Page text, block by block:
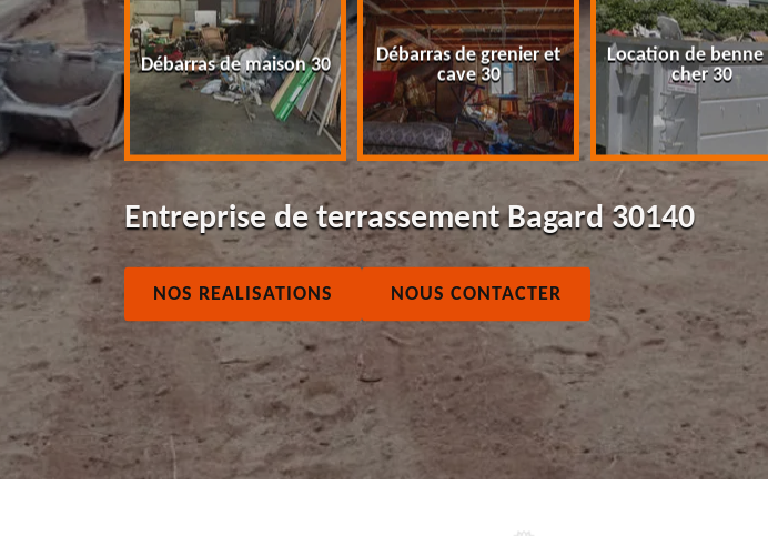
benne 30 Débarras de maison 30
Débarras de grenier et
cave 30
Location de benne
cher 30
Entreprise de terrassement Bagard 30140
NOS REALISATIONS NOUS CONTACTER